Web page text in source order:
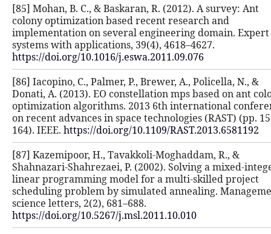
[85] Mohan, B. C., & Baskaran, R.
colony optimization based recent
implementation on several
systems with applications, 39(4),
https://doi.org/10.1016/
[86] Iacopino, C., Palmer, P.,
Donati, A. (2013). EO constellation
optimization algorithms. 2013 6th
on recent advances in space
164). IEEE.https://doi.org/10.1109/
[87] Kazemipoor, H., Tavakkoli-
Shahnazari-Shahrezaei, P. (2002).
linear programming model for a
scheduling problem by simulated
science letters, 2(2), 681–688.
https://doi.org/10.5267/